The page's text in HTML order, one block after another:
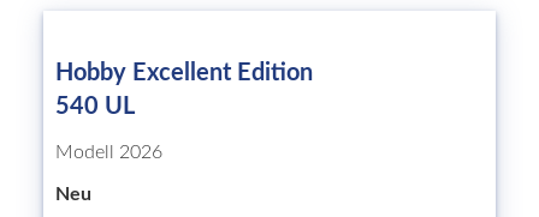
Hobby Excellent Edition
540 UL
Modell 2026
Neu